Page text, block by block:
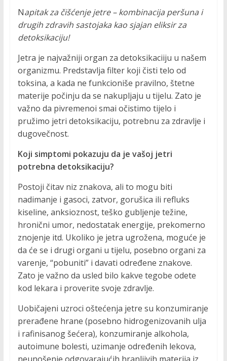
Napitak za čišćenje jetre – kombinacija peršuna i
drugih zdravih sastojaka kao sjajan eliksir za
detoksikaciju!
Jetra je najvažniji organ za detoksikaciiju u našem
organizmu. Predstavlja filter koji čisti telo od
toksina, a kada ne funkcioniše pravilno, štetne
materije počinju da se nakupljaju u tijelu. Zato je
važno da pivremenoi smai očistimo tijelo i
pružimo jetri detoksikaciju, potrebnu za zdravlje i
dugovečnost.
Koji simptomi pokazuju da je vašoj jetri
potrebna detoksikaciju?
Postoji čitav niz znakova, ali to mogu biti
nadimanje i gasoci, zatvor, gorušica ili refluks
kiseline, anksioznost, teško gubljenje težine,
hronični umor, nedostatak energije, prekomerno
znojenje itd. Ukoliko je jetra ugrožena, moguće je
da će se i drugi organi u tijelu, posebno organi za
varenje, “pobuniti” i davati određene znakove.
Zato je važno da usled bilo kakve tegobe odete
kod lekara i proverite svoje zdravlje.
Uobičajeni uzroci oštećenja jetre su konzumiranje
prerađene hrane (posebno hidrogenizovanih ulja
i rafinisanog šećera), konzumiranje alkohola,
autoimune bolesti, uzimanje određenih lekova,